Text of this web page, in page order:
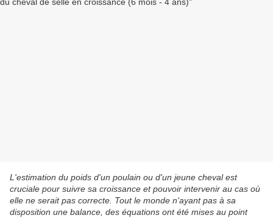
L'estimation du poids d'un poulain ou d'un jeune cheval est
cruciale pour suivre sa croissance et pouvoir intervenir au cas où
elle ne serait pas correcte. Tout le monde n'ayant pas à sa
disposition une balance, des équations ont été mises au point